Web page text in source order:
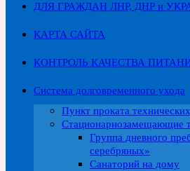
ДЛЯ ГРАЖДАН ЛНР, ДНР и
КАРТА САЙТА
КОНТРОЛЬ КАЧЕСТВА
Система долговременного ухода
Пункт проката
Стационарнозамещающие
Группа дневного
серебряных»
Санаторий на дому